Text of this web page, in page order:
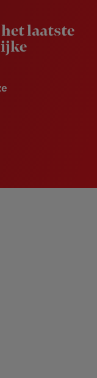
laatste